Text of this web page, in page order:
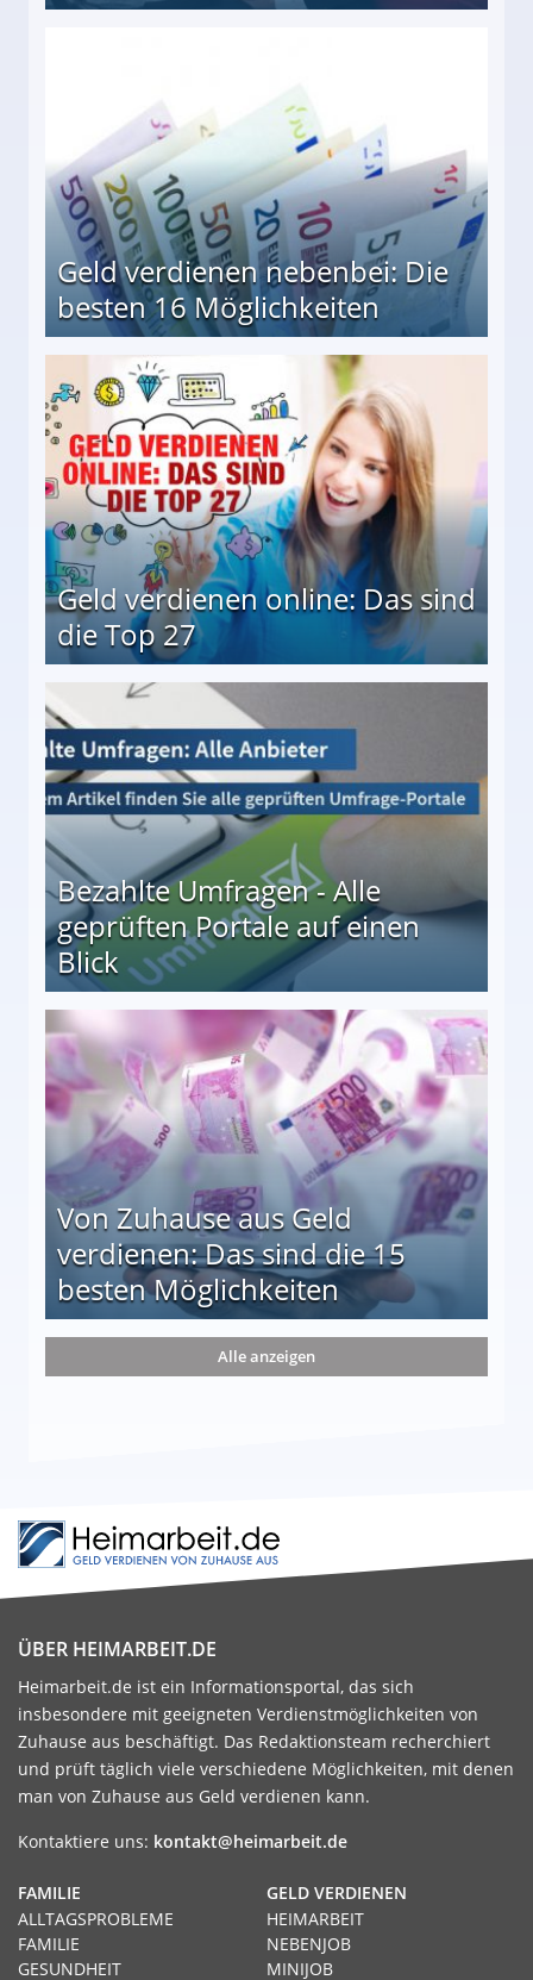
Geld verdienen nebenbei: Die
besten 16 Möglichkeiten
Geld verdienen online: Das sind
die Top 27
Bezahlte Umfragen - Alle
geprüften Portale auf einen
Blick
auf einen Blick
Von Zuhause aus Geld
verdienen: Das sind die 15
besten Möglichkeiten
die 15 besten Möglichkeiten
Alle anzeigen
ÜBER HEIMARBEIT.DE
Heimarbeit.de ist ein Informationsportal, das sich
insbesondere mit geeigneten Verdienstmöglichkeiten von
Zuhause aus beschäftigt. Das Redaktionsteam recherchiert
und prüft täglich viele verschiedene Möglichkeiten, mit denen
man von Zuhause aus Geld verdienen kann.
Kontaktiere uns: kontakt@heimarbeit.de
GELD VERDIENEN
HEIMARBEIT
NEBENJOB
MINIJOB
FAMILIE
ALLTAGSPROBLEME
FAMILIE
GESUNDHEIT